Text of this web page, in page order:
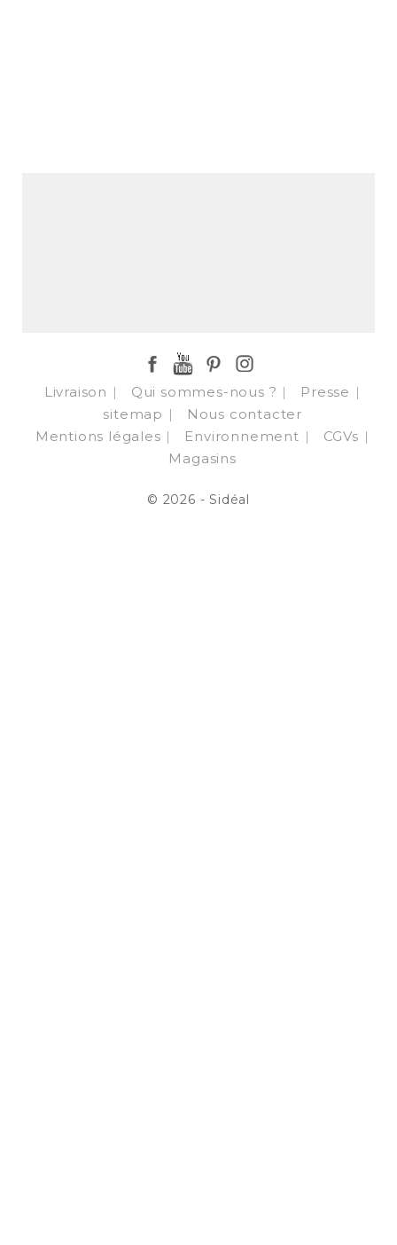
Facebook
YouTubePinterest
Livraison
Qui sommes-nous ?
Presse
sitemap
Nous contacter
Mentions légales
Environnement
CGVs
Magasins
© 2026 - Sidéal